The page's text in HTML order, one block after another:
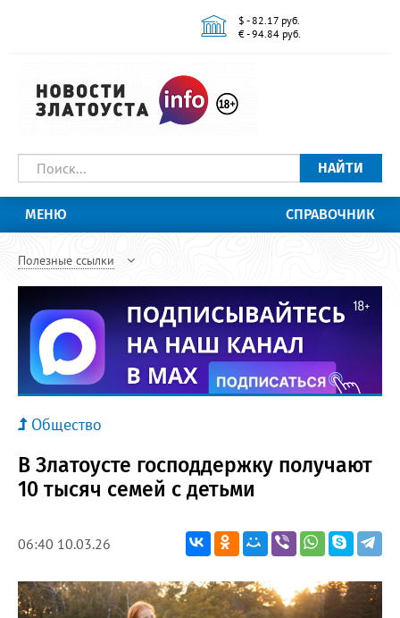
$ - 82.17 руб.
€ - 94.84 руб.
НАЙТИ
МЕНЮ СПРАВОЧНИК
Полезные ссылки
Общество
В Златоусте господдержку получают
10 тысяч семей с детьми
06:40 10.03.26